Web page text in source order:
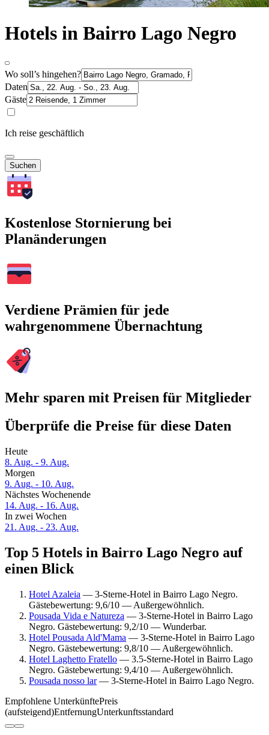
Hotels in Bairro Lago Negro
Wo soll’s hingehen?
Daten
Gäste
Ich reise geschäftlich
Suchen
Kostenlose Stornierung bei
Planänderungen
Verdiene Prämien für jede
wahrgenommene Übernachtung
Mehr sparen mit Preisen für Mitglieder
Überprüfe die Preise für diese Daten
Heute
8. Aug. - 9. Aug.
Morgen
9. Aug. - 10. Aug.
Nächstes Wochenende
14. Aug. - 16. Aug.
In zwei Wochen
21. Aug. - 23. Aug.
Top 5 Hotels in Bairro Lago Negro auf
einen Blick
Hotel Azaleia — 3-Sterne-Hotel in Bairro Lago Negro.
Gästebewertung: 9,6/10 — Außergewöhnlich.
Pousada Vida e Natureza — 3-Sterne-Hotel in Bairro Lago
Negro. Gästebewertung: 9,2/10 — Wunderbar.
Hotel Pousada Ald'Mama — 3-Sterne-Hotel in Bairro Lago
Negro. Gästebewertung: 9,8/10 — Außergewöhnlich.
Hotel Laghetto Fratello — 3.5-Sterne-Hotel in Bairro Lago
Negro. Gästebewertung: 9,4/10 — Außergewöhnlich.
Pousada nosso lar— 3-Sterne-Hotel in Bairro Lago Negro.
Empfohlene UnterkünftePreis
(aufsteigend)EntfernungUnterkunftsstandard